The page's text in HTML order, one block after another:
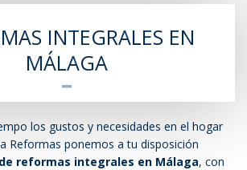
INTEGRALES EN
MÁLAGA
los gustos y necesidades en el hogar
Reformas ponemos a tu disposición
reformas integrales en Málaga, con